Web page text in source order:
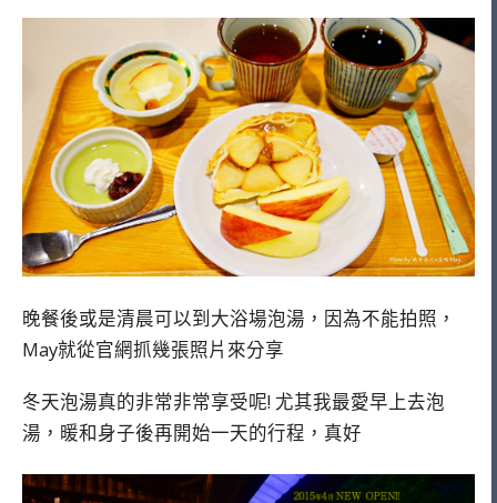
晚餐後或是清晨可以到大浴場泡湯，因為不能拍照，
May就從官網抓幾張照片來分享
冬天泡湯真的非常非常享受呢! 尤其我最愛早上去泡
湯，暖和身子後再開始一天的行程，真好